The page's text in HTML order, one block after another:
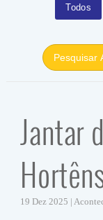
Todos
Jantar
19 Dez 2025 |